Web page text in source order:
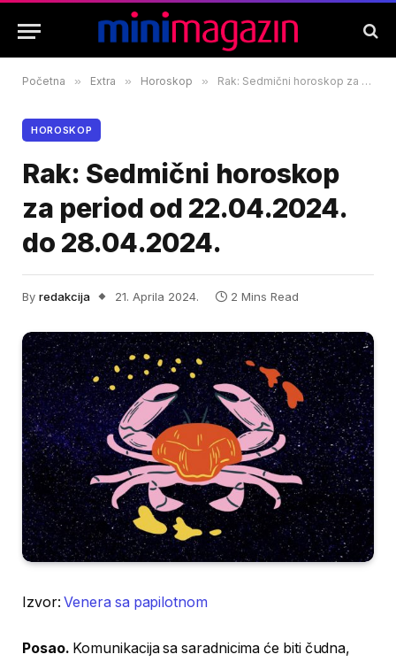
Početna » Extra » Horoskop » Rak: Sedmični horoskop za period od 22.04.2024. do 28.04.2024.
HOROSKOP
Rak: Sedmični horoskop
za period od 22.04.2024.
do 28.04.2024.
By redakcija 21. Aprila 2024. 2 Mins Read
Izvor:Venera sa papilotnom
Posao. Komunikacija sa saradnicima će biti čudna,